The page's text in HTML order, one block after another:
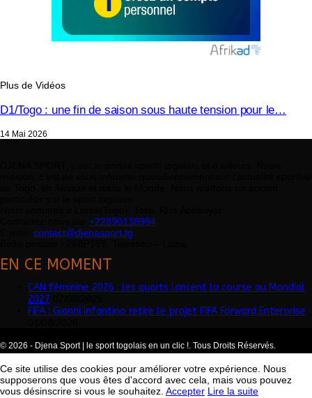
Plus de Vidéos
D1/Togo : une fin de saison sous haute tension pour le…
14 Mai 2026
+22890138994
contact@djenasport.tg
EN CE MOMENT
CAN féminine 2026 : les quarts lancent la course au Mondial
2027
FIFA : Gianni Infantino retire le projet FIFA Forward Enterprise
© 2026 - Djena Sport | le sport togolais en un clic !. Tous Droits Réservés.
Ce site utilise des cookies pour améliorer votre expérience. Nous
supposerons que vous êtes d'accord avec cela, mais vous pouvez
vous désinscrire si vous le souhaitez. Accepter Lire la suite